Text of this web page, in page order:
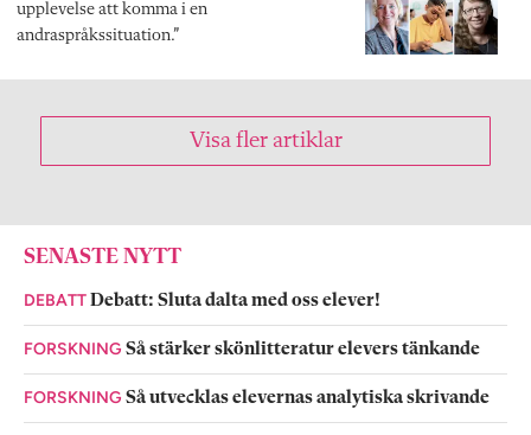
upplevelse att komma i en
andraspråkssituation.”
Visa fler artiklar
SENASTE NYTT
DEBATTDebatt: Sluta dalta med oss elever!
FORSKNING Så stärker skönlitteratur elevers tänkande
FORSKNING Så utvecklas elevernas analytiska skrivande